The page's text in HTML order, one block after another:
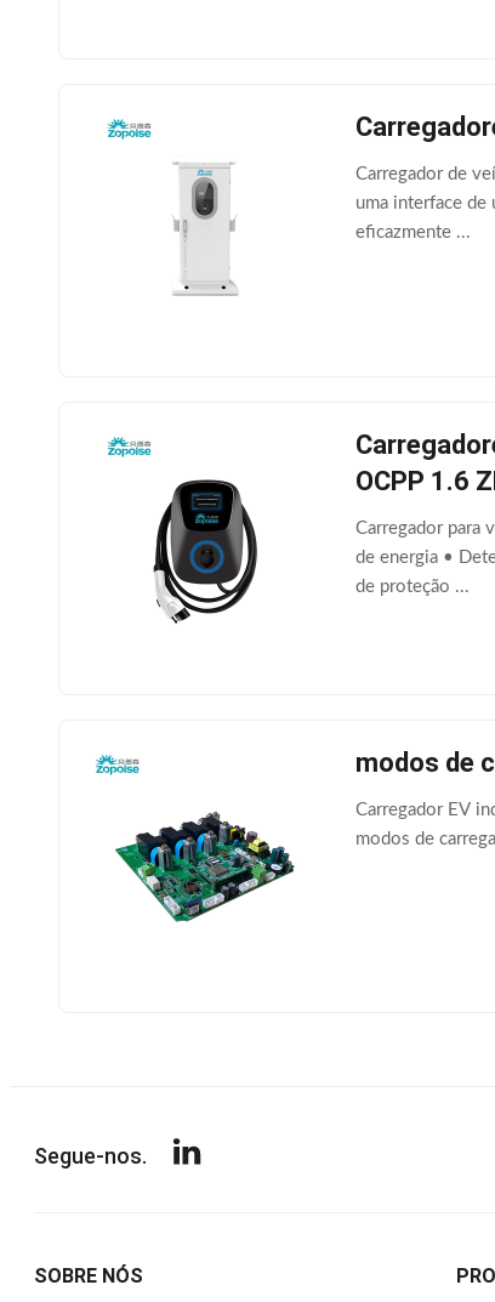
Carregador de
uma interface de
eficazmente ...
OCPP 1.6
Carregador para
de energia •
de proteção ...
modos de
Carregador EV
modos de
Segue-nos.
SOBRE NÓS